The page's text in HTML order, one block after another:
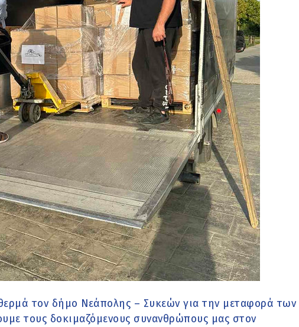
τον δήμο Νεάπολης – Συκεών για την μεταφορά των
τους δοκιμαζόμενους συνανθρώπους μας στον